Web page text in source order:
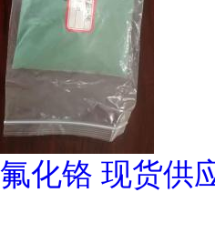
氟化铬 现货供